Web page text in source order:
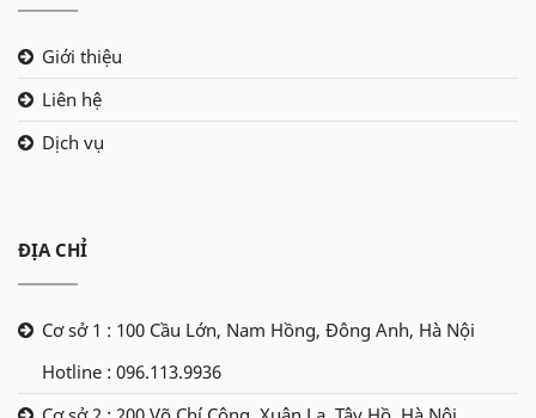
Giới thiệu
Liên hệ
Dịch vụ
ĐỊA CHỈ
Cơ sở 1 : 100 Cầu Lớn, Nam Hồng, Đông Anh, Hà Nội
Hotline : 096.113.9936